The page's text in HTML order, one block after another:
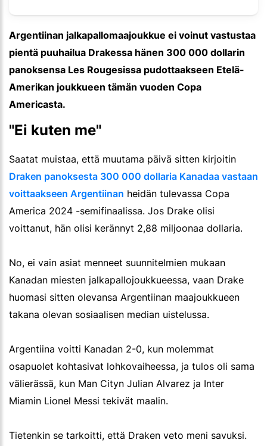
Argentiinan jalkapallomaajoukkue ei voinut vastustaa
pientä puuhailua Drakessa hänen 300 000 dollarin
panoksensa Les Rougesissa pudottaakseen Etelä-
Amerikan joukkueen tämän vuoden Copa
Americasta.
"Ei kuten me"
Saatat muistaa, että muutama päivä sitten kirjoitin
Draken panoksesta 300 000 dollaria Kanadaa vastaan
voittaakseen Argentiinan heidän tulevassa Copa
America 2024 -semifinaalissa. Jos Drake olisi
voittanut, hän olisi kerännyt 2,88 miljoonaa dollaria.
No, ei vain asiat menneet suunnitelmien mukaan
Kanadan miesten jalkapallojoukkueessa, vaan Drake
huomasi sitten olevansa Argentiinan maajoukkueen
takana olevan sosiaalisen median uistelussa.
Argentiina voitti Kanadan 2-0, kun molemmat
osapuolet kohtasivat lohkovaiheessa, ja tulos oli sama
välierässä, kun Man Cityn Julian Alvarez ja Inter
Miamin Lionel Messi tekivät maalin.
Tietenkin se tarkoitti, että Draken veto meni savuksi.